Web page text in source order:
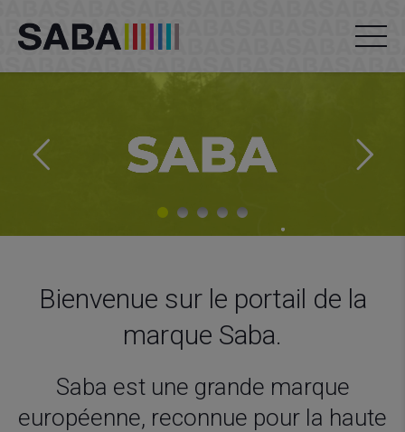
Bienvenue sur le portail de la
marque Saba.
Saba est une grande marque
européenne, reconnue pour la haute